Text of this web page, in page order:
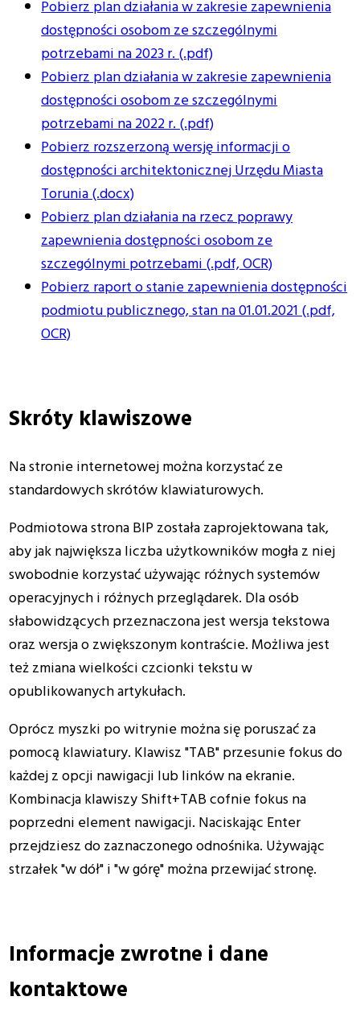
Pobierz plan działania w zakresie zapewnienia
dostępności osobom ze szczególnymi
potrzebami na 2023 r. (.pdf)
Pobierz plan działania w zakresie zapewnienia
dostępności osobom ze szczególnymi
potrzebami na 2022 r. (.pdf)
Pobierz rozszerzoną wersję informacji o
dostępności architektonicznej Urzędu Miasta
Torunia (.docx)
Pobierz plan działania na rzecz poprawy
zapewnienia dostępności osobom ze
szczególnymi potrzebami (.pdf, OCR)
Pobierz raport o stanie zapewnienia dostępności
podmiotu publicznego, stan na 01.01.2021 (.pdf,
OCR)
Skróty klawiszowe
Na stronie internetowej można korzystać ze
standardowych skrótów klawiaturowych.
Podmiotowa strona BIP została zaprojektowana tak,
aby jak największa liczba użytkowników mogła z niej
swobodnie korzystać używając różnych systemów
operacyjnych i różnych przeglądarek. Dla osób
słabowidzących przeznaczona jest wersja tekstowa
oraz wersja o zwiększonym kontraście. Możliwa jest
też zmiana wielkości czcionki tekstu w
opublikowanych artykułach.
Oprócz myszki po witrynie można się poruszać za
pomocą klawiatury. Klawisz "TAB" przesunie fokus do
każdej z opcji nawigacji lub linków na ekranie.
Kombinacja klawiszy Shift+TAB cofnie fokus na
poprzedni element nawigacji. Naciskając Enter
przejdziesz do zaznaczonego odnośnika. Używając
strzałek "w dół" i "w górę" można przewijać stronę.
Informacje zwrotne i dane
kontaktowe